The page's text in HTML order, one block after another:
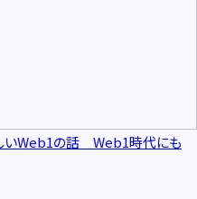
いWeb1の話 Web1時代にも